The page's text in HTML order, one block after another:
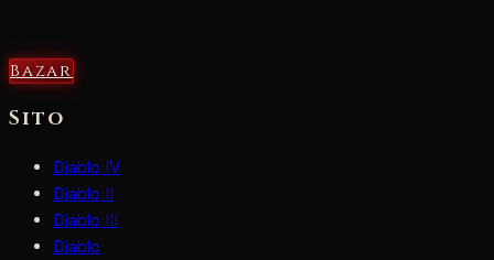
Bazar
Sito
Diablo IV
Diablo II
Diablo III
Diablo